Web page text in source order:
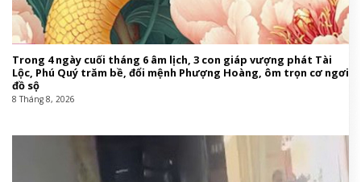
Trong 4 ngày cuối tháng 6 âm lịch, 3 con giáp vượng phát Tài
Lộc, Phú Quý trăm bề, đổi mệnh Phượng Hoàng, ôm trọn cơ ngơi
đồ sộ
8 Tháng 8, 2026